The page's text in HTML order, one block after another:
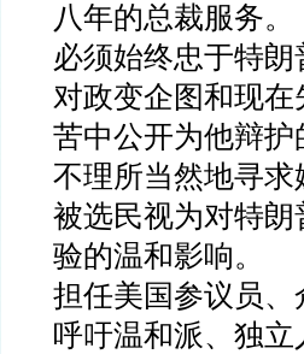
八年的总裁服务。
必须始终忠于特朗
对政变企图和现
苦中公开为他辩护
不理所当然地寻
被选民视为对特
验的温和影响。
担任美国参议员
呼吁温和派、独